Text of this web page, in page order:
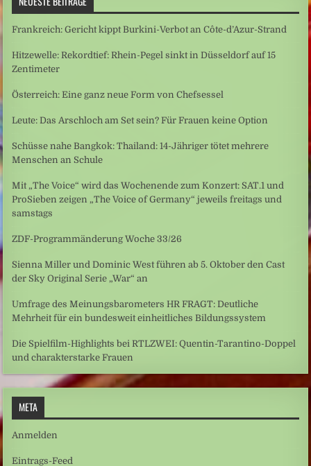
Frankreich: Gericht kippt Burkini-Verbot an Côte-d’Azur-Strand
Hitzewelle: Rekordtief: Rhein-Pegel sinkt in Düsseldorf auf 15
Zentimeter
Österreich: Eine ganz neue Form von Chefsessel
Leute: Das Arschloch am Set sein? Für Frauen keine Option
Schüsse nahe Bangkok: Thailand: 14-Jähriger tötet mehrere
Menschen an Schule
Mit „The Voice“ wird das Wochenende zum Konzert: SAT.1 und
ProSieben zeigen „The Voice of Germany“ jeweils freitags und
samstags
ZDF-Programmänderung Woche 33/26
Sienna Miller und Dominic West führen ab 5. Oktober den Cast
der Sky Original Serie „War“ an
Umfrage des Meinungsbarometers HR FRAGT: Deutliche
Mehrheit für ein bundesweit einheitliches Bildungssystem
Die Spielfilm-Highlights bei RTLZWEI: Quentin-Tarantino-Doppel
und charakterstarke Frauen
META
Anmelden
Eintrags-Feed